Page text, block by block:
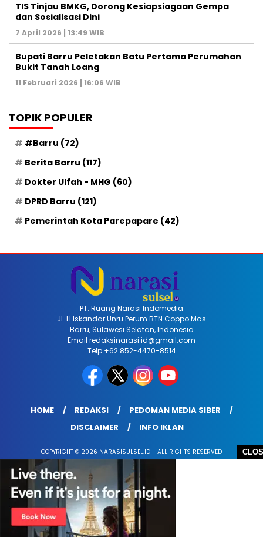
TIS Tinjau BMKG, Dorong Kesiapsiagaan Gempa
dan Sosialisasi Dini
7 April 2026 | 13:49 WIB
Bupati Barru Peletakan Batu Pertama Perumahan
Bukit Tanah Loang
11 Februari 2026 | 16:06 WIB
TOPIK POPULER
#Barru (72)
Berita Barru (117)
Dokter Ulfah - MHG (60)
DPRD Barru (121)
Pemerintah Kota Parepapare (42)
PT. Ruang Narasi Indomedia
Jl. H Iskandar Unru Perum BTN Coppo Mas
Barru, Sulawesi Selatan, Indonesia
Email redaksinarasi.id@gmail.com
Telp +62 852-4470-8514
HOME REDAKSI
PEDOMAN MEDIA SIBER
DISCLAIMER
INFO IKLAN
COPYRIGHT © 2026 NARASISULSEL.ID - ALL RIGHTS RESERVED